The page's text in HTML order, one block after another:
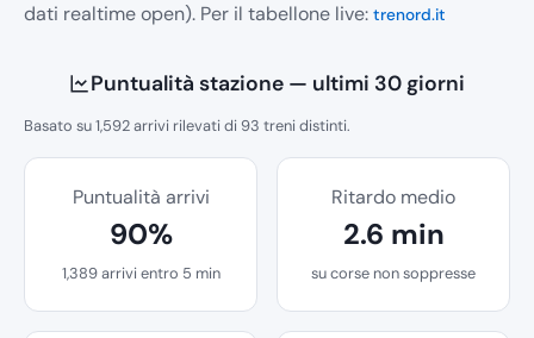
dati realtime open). Per il tabellone live: trenord.it
Puntualità stazione — ultimi 30 giorni
Basato su 1,592 arrivi rilevati di 93 treni distinti.
Puntualità arrivi
90%
1,389 arrivi entro 5 min
Ritardo medio
2.6 min
su corse non soppresse